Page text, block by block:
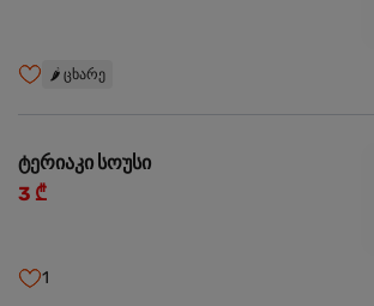
🌶️ ცხარე
ტერიაკი სოუსი
3 ₾
1